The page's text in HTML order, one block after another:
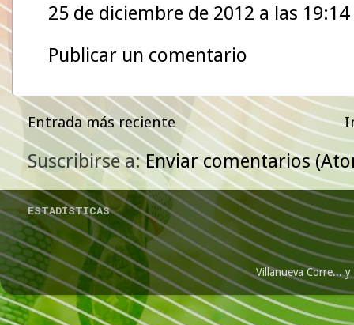
25 de diciembre de 2012 a las 19:14
Publicar un comentario
Entrada más reciente
Suscribirse a:Enviar comentarios
ESTADÍSTICAS
Villanueva Corre...